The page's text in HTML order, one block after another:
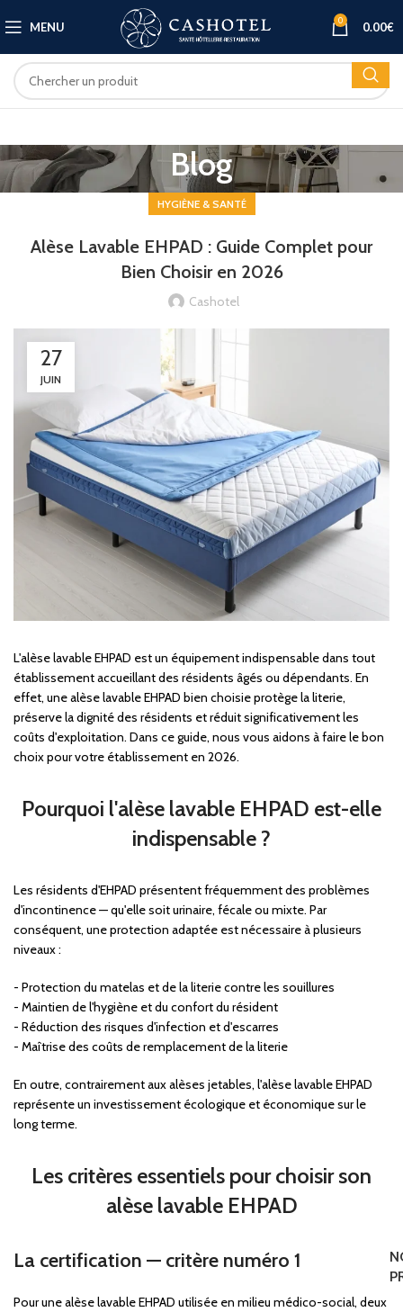
MENU 0 0.00€
Blog
HYGIÈNE & SANTÉ
Alèse Lavable EHPAD : Guide Complet pour
Bien Choisir en 2026
Cashotel
27
JUIN
L'alèse lavable EHPAD est un équipement indispensable dans tout
établissement accueillant des résidents âgés ou dépendants. En
effet, une alèse lavable EHPAD bien choisie protège la literie,
préserve la dignité des résidents et réduit significativement les
coûts d'exploitation. Dans ce guide, nous vous aidons à faire le bon
choix pour votre établissement en 2026.
Pourquoi l'alèse lavable EHPAD est-elle
indispensable ?
Les résidents d'EHPAD présentent fréquemment des problèmes
d'incontinence — qu'elle soit urinaire, fécale ou mixte. Par
conséquent, une protection adaptée est nécessaire à plusieurs
niveaux :
- Protection du matelas et de la literie contre les souillures
- Maintien de l'hygiène et du confort du résident
- Réduction des risques d'infection et d'escarres
- Maîtrise des coûts de remplacement de la literie
En outre, contrairement aux alèses jetables, l'alèse lavable EHPAD
représente un investissement écologique et économique sur le
long terme.
Les critères essentiels pour choisir son
alèse lavable EHPAD
La certification — critère numéro 1
Pour une alèse lavable EHPAD utilisée en milieu médico-social, deux